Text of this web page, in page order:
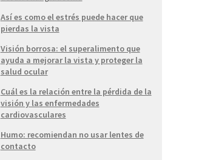
Así es como el estrés puede hacer que
pierdas la vista
Visión borrosa: el superalimento que
ayuda a mejorar la vista y proteger la
salud ocular
Cuál es la relación entre la pérdida de la
visión y las enfermedades
cardiovasculares
Humo: recomiendan no usar lentes de
contacto